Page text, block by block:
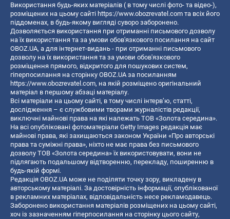
Використання будь-яких матеріалів ( в тому числі фото- та відео-),
розміщених на цьому сайті https://www.obozrevatel.com та всіх його
піддоменах, в будь-якому вигляді суворо заборонено.
Дозволяється використання при отриманні письмового дозволу
на їх використання та за умови обов'язкового посилання на сайт
OBOZ.UA, а для інтернет-видань - при отриманні письмового
дозволу на їх використання та за умови обов'язкового
розміщення прямого, відкритого для пошукових систем,
гіперпосилання на сторінку OBOZ.UA за посиланням
https://www.obozrevatel.com, на якій розміщено оригінальний
матеріал в першому абзаці матеріалу.
Всі матеріали на цьому сайті, в тому числі інтерв’ю, статті,
дослідження – є службовими творами журналістів редакції,
виключні майнові права на які належать ТОВ «Золота середина».
На всі опубліковані фотоматеріали Getty Images редакція має
майнові права, які захищаються законом України «Про авторські
права та суміжні права», ніхто не має права без письмового
дозволу ТОВ «Золота середина» їх використовувати, вони не
підлягають подальшому відтворенню, перекладу, поширенню в
будь-якій формі.
Редакція OBOZ.UA може не поділяти точку зору, викладену в
авторському матеріалі. За достовірність інформації, опублікованої
в рекламних матеріалах, відповідальність несе рекламодавець.
Заборонено використання матеріалів розміщених на цьому сайті,
хоч із зазначенням гіперпосилання на сторінку цього сайту,